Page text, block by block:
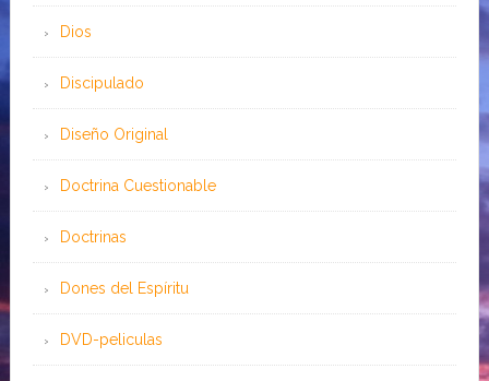
Dios
Discipulado
Diseño Original
Doctrina Cuestionable
Doctrinas
Dones del Espíritu
DVD-peliculas